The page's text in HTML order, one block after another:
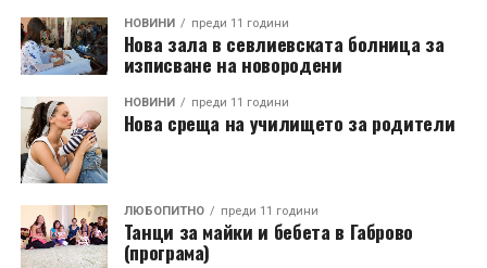
НОВИНИ преди 11 години
Нова зала в севлиевската болница за
изписване на новородени
НОВИНИ преди 11 години
Нова среща на училището за родители
ЛЮБОПИТНО преди 11 години
Танци за майки и бебета в Габрово
(програма)